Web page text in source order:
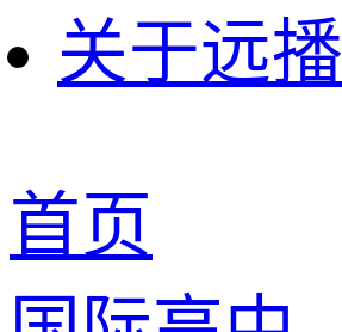
关于远播
首页